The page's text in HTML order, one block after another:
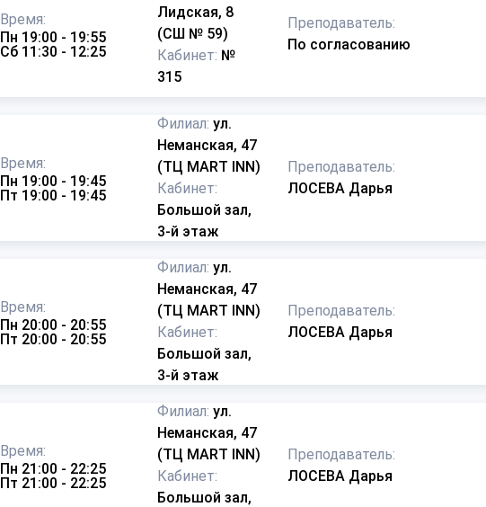
Время:
Пн 19:00 - 19:55
Сб 11:30 - 12:25
Лидская, 8
(СШ № 59)
Кабинет: №
315
Преподаватель:
По согласованию
Время:
Пн 19:00 - 19:45
Пт 19:00 - 19:45
Филиал:ул.
Неманская, 47
(ТЦ MART INN)
Кабинет:
Большой зал,
3-й этаж
Преподаватель:
ЛОСЕВА Дарья
Время:
Пн 20:00 - 20:55
Пт 20:00 - 20:55
Филиал:ул.
Неманская, 47
(ТЦ MART INN)
Кабинет:
Большой зал,
3-й этаж
Преподаватель:
ЛОСЕВА Дарья
Время:
Пн 21:00 - 22:25
Пт 21:00 - 22:25
Филиал:ул.
Неманская, 47
(ТЦ MART INN)
Кабинет:
Большой зал,
Преподаватель:
ЛОСЕВА Дарья